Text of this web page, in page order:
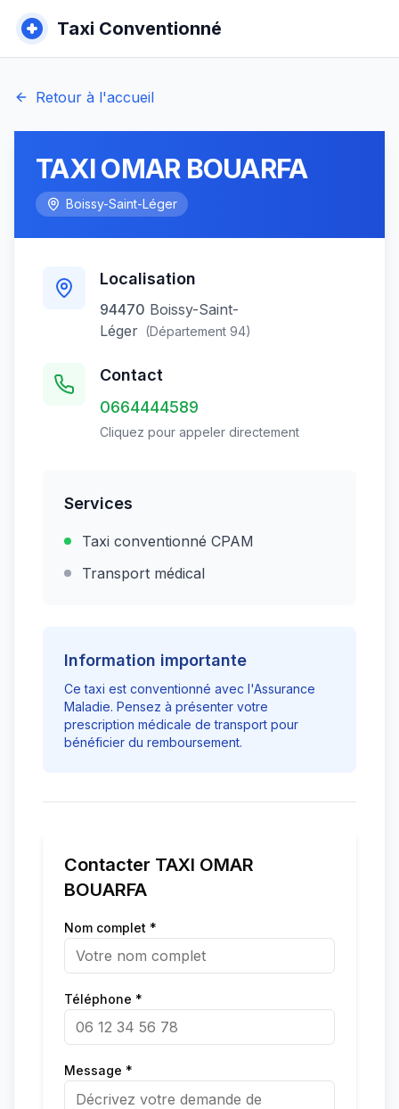
Taxi Conventionné
Retour à l'accueil
TAXI OMAR BOUARFA
Boissy-Saint-Léger
Localisation
94470 Boissy-Saint-
Léger (Département 94)
Contact
0664444589
Cliquez pour appeler directement
Services
Taxi conventionné CPAM
Transport médical
Information importante
Ce taxi est conventionné avec l'Assurance
Maladie. Pensez à présenter votre
prescription médicale de transport pour
bénéficier du remboursement.
Contacter TAXI OMAR
BOUARFA
Nom complet *
Téléphone *
Message *